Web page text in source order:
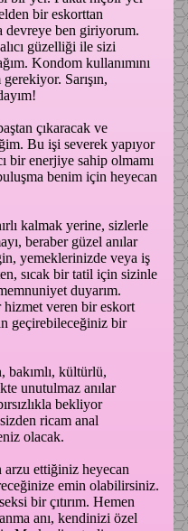
bir eskorttan
devreye ben giriyorum.
güzelliği ile sizi
Kondom kullanımını
Sarışın,
çıkaracak ve
Bu işi severek yapıyor
bir enerjiye sahip olmamı
benim için heyecan
kalmak yerine, sizlerle
beraber güzel anılar
yemeklerinizde veya iş
sıcak bir tatil için sizinle
duyarım.
veren bir eskort
geçirebileceğiniz bir
kültürlü,
unutulmaz anılar
bekliyor
ricam anal
olacak.
arzu ettiğiniz heyecan
emin olabilirsiniz.
bir çıtırım. Hemen
anı, kendinizi özel